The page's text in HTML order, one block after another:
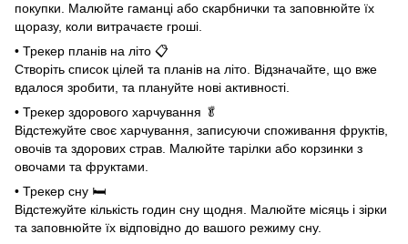
покупки. Малюйте гаманці або скарбнички та заповнюйте їх
щоразу, коли витрачаєте гроші.
• Трекер планів на літо 📋
Створіть список цілей та планів на літо. Відзначайте, що вже
вдалося зробити, та плануйте нові активності.
• Трекер здорового харчування 🥬
Відстежуйте своє харчування, записуючи споживання фруктів,
овочів та здорових страв. Малюйте тарілки або корзинки з
овочами та фруктами.
• Трекер сну 🛏
Відстежуйте кількість годин сну щодня. Малюйте місяць і зірки
та заповнюйте їх відповідно до вашого режиму сну.